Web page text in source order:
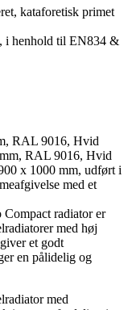
kataforetisk primet
i henhold til EN834 &
RAL 9016, Hvid
x 1000 mm, udført i
med et
radiator er
med høj
et godt
en pålidelig og
med